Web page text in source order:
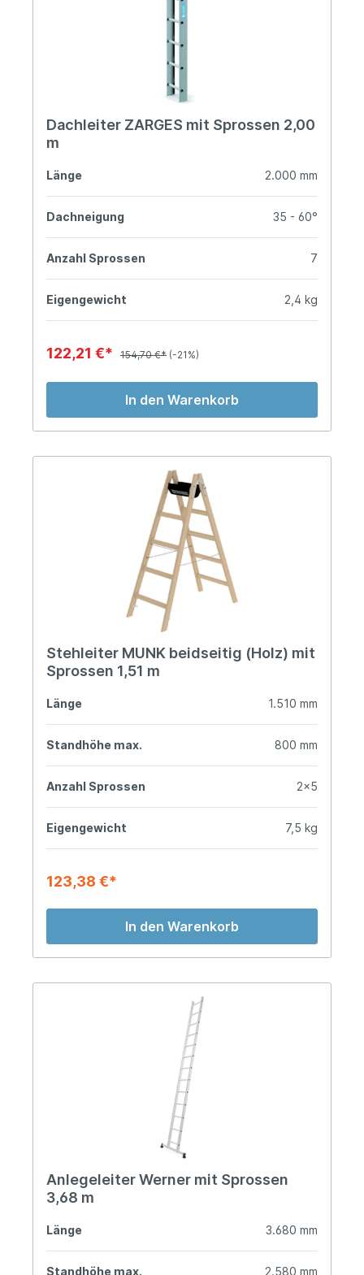
Dachleiter ZARGES mit Sprossen 2,00
m
Länge 2.000 mm
Dachneigung 35 - 60°
Anzahl Sprossen 7
Eigengewicht 2,4 kg
122,21 €* 154,70 €* (-21%)
In den Warenkorb
Stehleiter MUNK beidseitig (Holz) mit
Sprossen 1,51 m
Länge 1.510 mm
Standhöhe max. 800 mm
Anzahl Sprossen 2x5
Eigengewicht 7,5 kg
123,38 €*
In den Warenkorb
Anlegeleiter Werner mit Sprossen
3,68 m
Länge 3.680 mm
Standhöhe max. 2.580 mm